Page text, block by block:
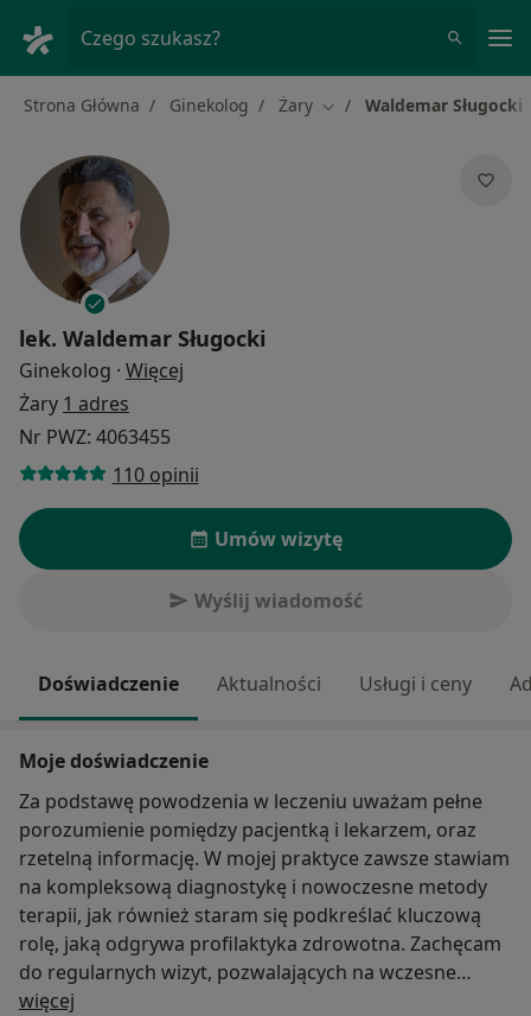
Czego szukasz?
Strona Główna Ginekolog Żary Zmień miasto
Waldemar Sługocki
lek. Waldemar Sługocki
Ginekolog · Więcej
Żary 1 adres
Nr PWZ: 4063455
110 opinii
Umów wizytę
Wyślij wiadomość
Doświadczenie Aktualności Usługi i ceny
Moje doświadczenie
Za podstawę powodzenia w leczeniu uważam pełne
porozumienie pomiędzy pacjentką i lekarzem, oraz
rzetelną informację. W mojej praktyce zawsze stawiam
na kompleksową diagnostykę i nowoczesne metody
terapii, jak również staram się podkreślać kluczową
rolę, jaką odgrywa profilaktyka zdrowotna. Zachęcam
do regularnych wizyt, pozwalających na wczesne
wykrycie chorób nowotworowych.
więcej